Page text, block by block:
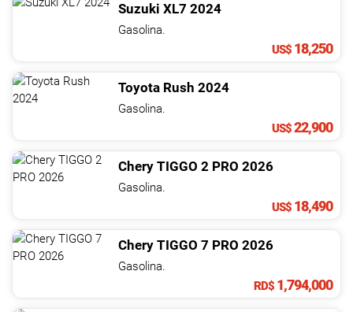
Suzuki XL7 2024
Gasolina.
US$ 18,250
Toyota Rush 2024
Gasolina.
US$22,900
Chery TIGGO 2 PRO 2026
Gasolina.
US$ 18,490
Chery TIGGO 7 PRO 2026
Gasolina.
RD$ 1,794,000